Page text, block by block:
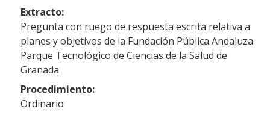
Extracto:
Pregunta con ruego de respuesta escrita relativa a
planes y objetivos de la Fundación Pública Andaluza
Parque Tecnológico de Ciencias de la Salud de
Granada
Procedimiento:
Ordinario